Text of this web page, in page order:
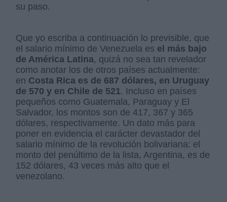
su paso.
Que yo escriba a continuación lo previsible, que
el salario mínimo de Venezuela es el más bajo
de América Latina, quizá no sea tan revelador
como anotar los de otros países actualmente:
en Costa Rica es de 687 dólares, en Uruguay
de 570 y en Chile de 521. Incluso en países
pequeños como Guatemala, Paraguay y El
Salvador, los montos son de 417, 367 y 365
dólares, respectivamente. Un dato más para
poner en evidencia el carácter devastador del
salario mínimo de la revolución bolivariana: el
monto del penúltimo de la lista, Argentina, es de
152 dólares, 43 veces más alto que el
venezolano.